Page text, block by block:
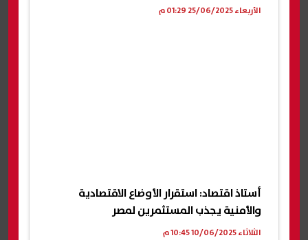
الأربعاء 25/06/2025 01:29 م
أستاذ اقتصاد: استقرار الأوضاع الاقتصادية
والأمنية يجذب المستثمرين لمصر
الثلاثاء 10/06/2025 10:45 م